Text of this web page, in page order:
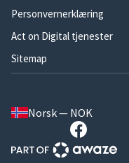
Personvernerklæring
Act on Digital tjenester
Sitemap
Norsk — NOK